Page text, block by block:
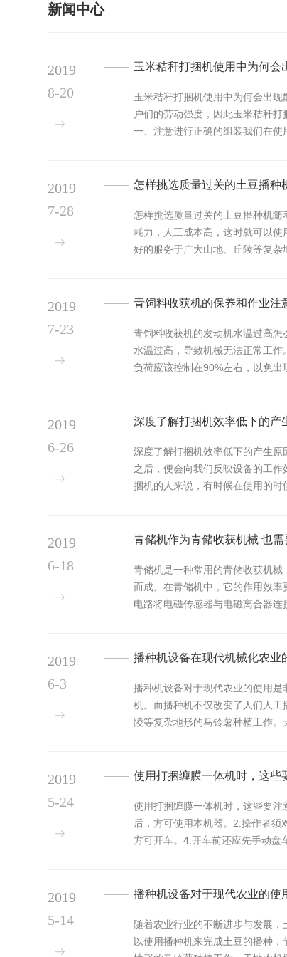
新闻中心
玉米秸秆打捆机使用中为何会
玉米秸秆打捆机使用中为何会出
户们的劳动强度，因此玉米秸秆
一、注意进行正确的组装我们在
2019
8-20
怎样挑选质量过关的土豆播种
怎样挑选质量过关的土豆播种机
耗力，人工成本高，这时就可以
好的服务于广大山地、丘陵等复
2019
7-28
青饲料收获机的保养和作业注
青饲料收获机的发动机水温过高
水温过高，导致机械无法正常工
负荷应该控制在90%左右，以免
2019
7-23
深度了解打捆机效率低下的产
深度了解打捆机效率低下的产生
之后，便会向我们反映设备的工
捆机的人来说，有时候在使用的
2019
6-26
青储机作为青储收获机械 也
青储机是一种常用的青储收获机
而成。在青储机中，它的作用效
电路将电磁传感器与电磁离合器
2019
6-18
播种机设备在现代机械化农业
播种机设备对于现代农业的使用
机。而播种机不仅改变了人们人
陵等复杂地形的马铃薯种植工作
2019
6-3
使用打捆缠膜一体机时，这些
使用打捆缠膜一体机时，这些要
后，方可使用本机器。2.操作者
方可开车。4.开车前还应先手动盘
2019
5-24
播种机设备对于现代农业的使
随着农业行业的不断进步与发展
以使用播种机来完成土豆的播种
2019
5-14